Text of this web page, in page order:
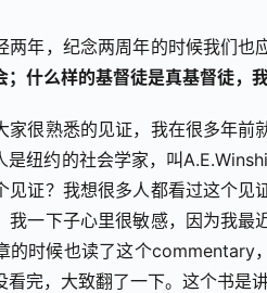
两年，纪念两周年的时候我们也
；什么样的基督徒是真基督徒，
家很熟悉的见证，我在很多年
是纽约的社会学家，叫
见证？我想很多人都看过这个
我一下子心里很敏感，因为我
的时候也读了这个commentary
看完，大致翻了一下。这个书是